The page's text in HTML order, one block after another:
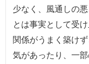
少なく、風通しの
とは事実として受
関係がうまく築け
気があったり、一